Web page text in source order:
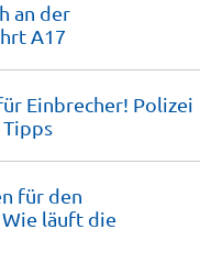
an der
A17
Einbrecher! Polizei
Tipps
für den
läuft die